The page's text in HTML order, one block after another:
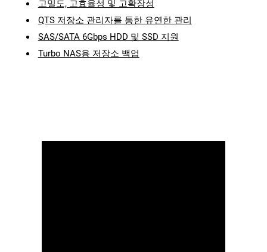
고밀도, 고효율성 및 고확장성
QTS 저장소 관리자를 통한 유연한 관리
SAS/SATA 6Gbps HDD 및 SSD 지원
Turbo NAS용 저장소 백업